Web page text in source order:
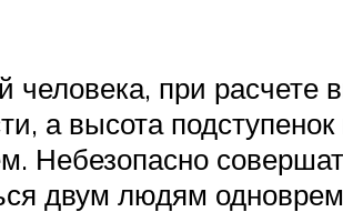
человека, при расчете
а высота
Небезопасно
двум людям